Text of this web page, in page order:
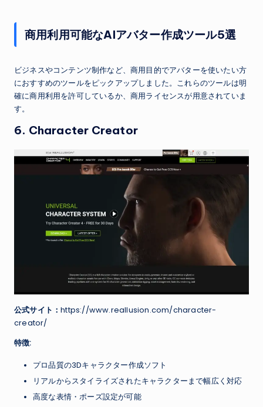
商用利用可能なAIアバター作成ツール5選
ビジネスやコンテンツ制作など、商用目的でアバターを使いたい方
におすすめのツールをピックアップしました。これらのツールは明
確に商用利用を許可しているか、商用ライセンスが用意されていま
す。
6. Character Creator
公式サイト：https://www.reallusion.com/character-
creator/
特徴:
プロ品質の3Dキャラクター作成ソフト
リアルからスタイライズされたキャラクターまで幅広く対応
高度な表情・ポーズ設定が可能